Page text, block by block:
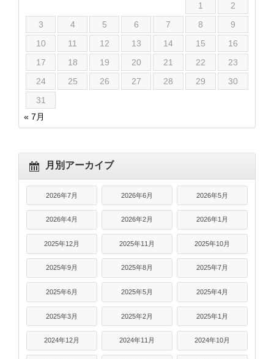
1
2
3
4 5 6 7 8
9
10
11 12 13 14 15
16
17
18 19 20 21 22
23
24
25 26 27 28 29
30
31
« 7月
月別アーカイブ
2026年7月 2026年6月 2026年5月
2026年4月 2026年2月 2026年1月
2025年12月 2025年11月 2025年10月
2025年9月 2025年8月 2025年7月
2025年6月 2025年5月 2025年4月
2025年3月 2025年2月 2025年1月
2024年12月 2024年11月 2024年10月